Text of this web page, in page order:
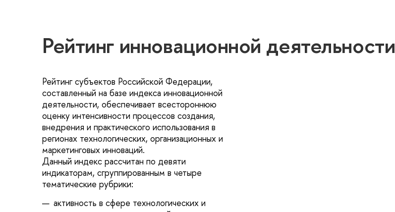
Рейтинг инновационной деятельности
Рейтинг субъектов Российской Федерации,
составленный на базе индекса инновационной
деятельности, обеспечивает всестороннюю
оценку интенсивности процессов создания,
недрения и практического использования
регионах технологических, организационных и
маркетинговых инноваций.
Данный индекс рассчитан по девяти
индикаторам, сгруппированным в четыре
тематические рубрики:
активность в сфере технологических и